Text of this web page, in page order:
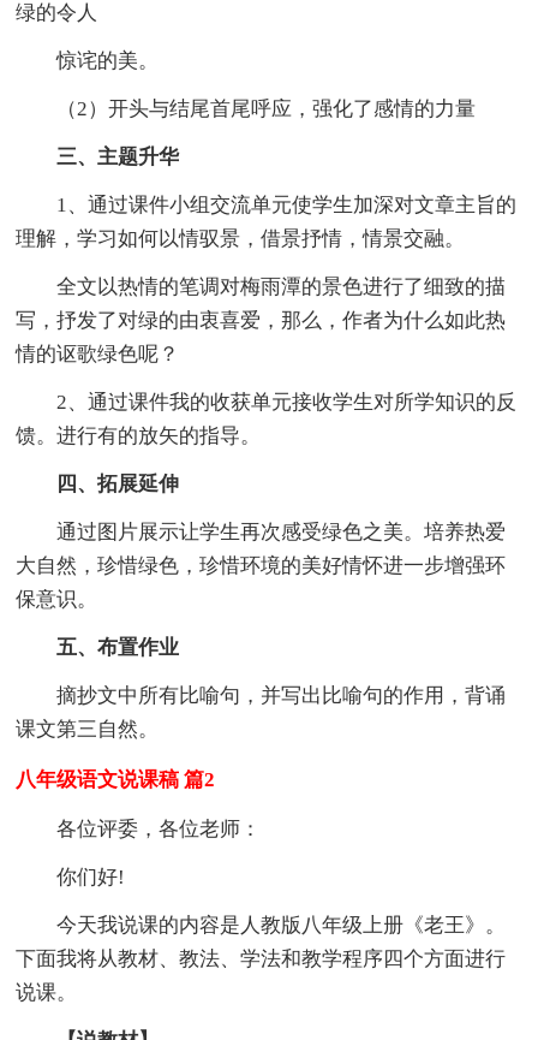
绿的令人
惊诧的美。
（2）开头与结尾首尾呼应，强化了感情的力量
三、主题升华
1、通过课件小组交流单元使学生加深对文章主旨的
理解，学习如何以情驭景，借景抒情，情景交融。
全文以热情的笔调对梅雨潭的景色进行了细致的描
写，抒发了对绿的由衷喜爱，那么，作者为什么如此热
情的讴歌绿色呢？
2、通过课件我的收获单元接收学生对所学知识的反
馈。进行有的放矢的指导。
四、拓展延伸
通过图片展示让学生再次感受绿色之美。培养热爱
大自然，珍惜绿色，珍惜环境的美好情怀进一步增强环
保意识。
五、布置作业
摘抄文中所有比喻句，并写出比喻句的作用，背诵
课文第三自然。
八年级语文说课稿 篇2
各位评委，各位老师：
你们好!
今天我说课的内容是人教版八年级上册《老王》。
下面我将从教材、教法、学法和教学程序四个方面进行
说课。